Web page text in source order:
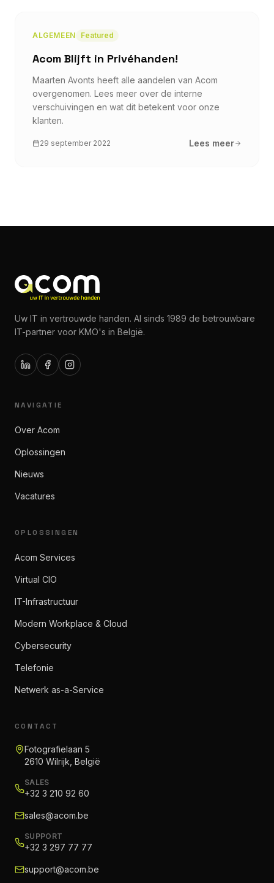
ALGEMEEN Featured
Acom Blijft in Privéhanden!
Maarten Avonts heeft alle aandelen van Acom
overgenomen. Lees meer over de interne
verschuivingen en wat dit betekent voor onze
klanten.
29 september 2022 Lees meer
Uw IT in vertrouwde handen. Al sinds 1989 de betrouwbare
IT-partner voor KMO's in België.
NAVIGATIE
Over Acom
Oplossingen
Nieuws
Vacatures
OPLOSSINGEN
Acom Services
Virtual CIO
IT-Infrastructuur
Modern Workplace & Cloud
Cybersecurity
Telefonie
Netwerk as-a-Service
CONTACT
Fotografielaan 5
2610 Wilrijk, België
SALES
+32 3 210 92 60
sales@acom.be
SUPPORT
+32 3 297 77 77
support@acom.be